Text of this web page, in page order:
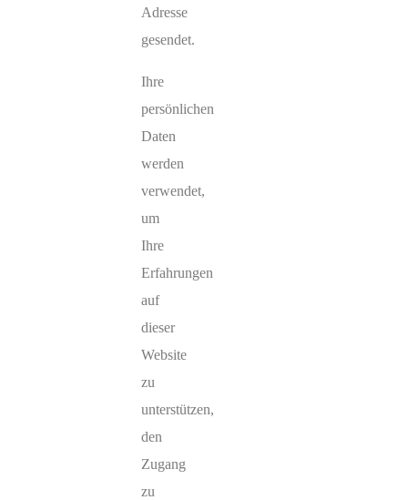
Adresse
gesendet.
Ihre
persönlichen
Daten
werden
verwendet,
um
Ihre
Erfahrungen
auf
dieser
Website
zu
unterstützen,
den
Zugang
zu